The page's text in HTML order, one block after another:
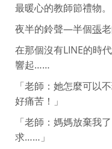
最暖心的教師節禮物。
夜半的鈴聲—半個張
在那個沒有LINE的時
響起……
「老師：她怎麼可以
好痛苦！」
「老師：媽媽放棄我
求……」